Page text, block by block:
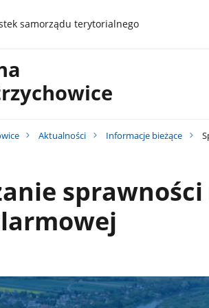
samorządu terytorialnego
Aktualności Informacje bieżące